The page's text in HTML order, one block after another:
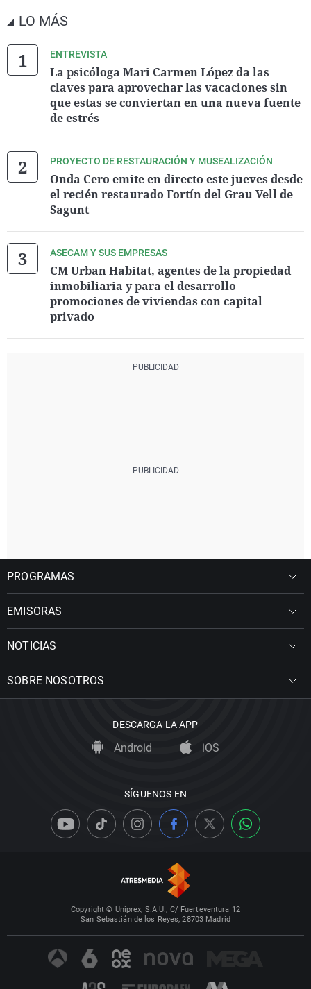
LO MÁS
ENTREVISTA
La psicóloga Mari Carmen López da las
claves para aprovechar las vacaciones sin
que estas se conviertan en una nueva fuente
de estrés
PROYECTO DE RESTAURACIÓN Y MUSEALIZACIÓN
Onda Cero emite en directo este jueves desde
el recién restaurado Fortín del Grau Vell de
Sagunt
ASECAM Y SUS EMPRESAS
CM Urban Habitat, agentes de la propiedad
inmobiliaria y para el desarrollo
promociones de viviendas con capital
privado
PROGRAMAS
EMISORAS
NOTICIAS
SOBRE NOSOTROS
DESCARGA LA APP
Android iOS
SÍGUENOS EN
Copyright © Uniprex, S.A.U., C/ Fuerteventura 12
San Sebastián de los Reyes, 28703 Madrid